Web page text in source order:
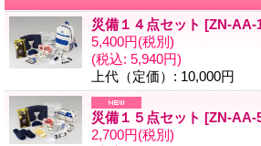
災備１４点セット [ZN-AA-
5,400円(税別)
(税込: 5,940円)
上代（定価） : 10,000円
災備１５点セット [ZN-AA-
2,700円(税別)